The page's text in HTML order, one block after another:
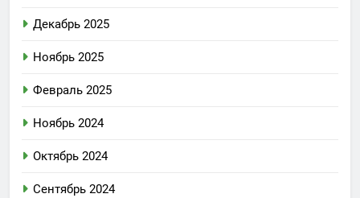
Декабрь 2025
Ноябрь 2025
Февраль 2025
Ноябрь 2024
Октябрь 2024
Сентябрь 2024